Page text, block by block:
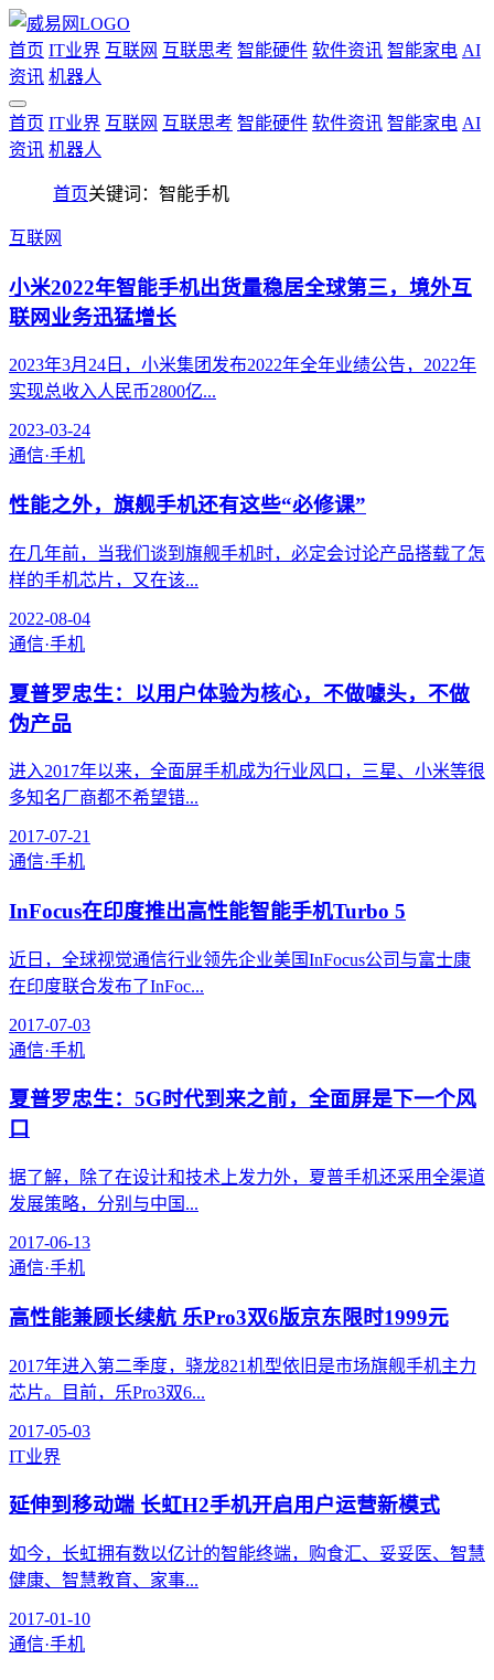
首页 IT业界 互联网 互联思考 智能硬件 软件资讯 智能家电 AI
资讯 机器人
首页 IT业界 互联网 互联思考 智能硬件 软件资讯 智能家电 AI
资讯 机器人
首页关键词：智能手机
互联网
小米2022年智能手机出货量稳居全球第三，境外互
联网业务迅猛增长
2023年3月24日，小米集团发布2022年全年业绩公告，2022年
实现总收入人民币2800亿...
2023-03-24
通信·手机
性能之外，旗舰手机还有这些“必修课”
在几年前，当我们谈到旗舰手机时，必定会讨论产品搭载了怎
样的手机芯片，又在该...
2022-08-04
通信·手机
夏普罗忠生：以用户体验为核心，不做噱头，不做
伪产品
进入2017年以来，全面屏手机成为行业风口，三星、小米等很
多知名厂商都不希望错...
2017-07-21
通信·手机
InFocus在印度推出高性能智能手机Turbo 5
近日，全球视觉通信行业领先企业美国InFocus公司与富士康
在印度联合发布了InFoc...
2017-07-03
通信·手机
夏普罗忠生：5G时代到来之前，全面屏是下一个风
口
据了解，除了在设计和技术上发力外，夏普手机还采用全渠道
发展策略，分别与中国...
2017-06-13
通信·手机
高性能兼顾长续航 乐Pro3双6版京东限时1999元
2017年进入第二季度，骁龙821机型依旧是市场旗舰手机主力
芯片。目前，乐Pro3双6...
2017-05-03
IT业界
延伸到移动端 长虹H2手机开启用户运营新模式
如今，长虹拥有数以亿计的智能终端，购食汇、妥妥医、智慧
健康、智慧教育、家事...
2017-01-10
通信·手机